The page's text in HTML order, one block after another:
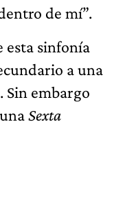
de mí”.
esta sinfonía
a una
embargo
Sexta